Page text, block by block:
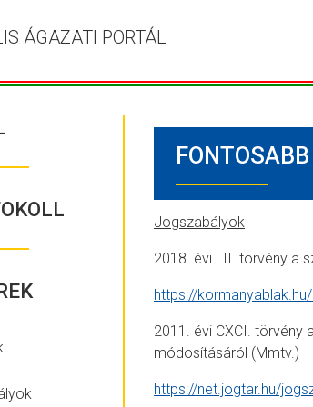
ÁGAZATI PORTÁL
Jogszabályok
2018. évi LII. törvény a
https://
2011. évi CXCI.
módosításáról (Mmtv.)
https://net.jogtar.hu/